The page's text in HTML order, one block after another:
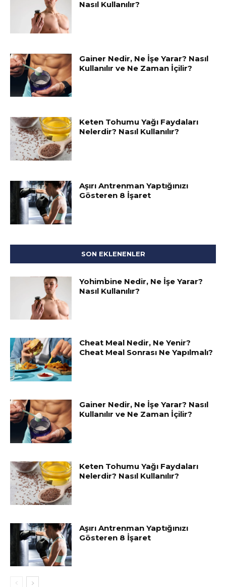
Nasıl Kullanılır?
Gainer Nedir, Ne İşe Yarar? Nasıl
Kullanılır ve Ne Zaman İçilir?
Keten Tohumu Yağı Faydaları
Nelerdir? Nasıl Kullanılır?
Aşırı Antrenman Yaptığınızı
Gösteren 8 İşaret
SON EKLENENLER
Yohimbine Nedir, Ne İşe Yarar?
Nasıl Kullanılır?
Cheat Meal Nedir, Ne Yenir?
Cheat Meal Sonrası Ne Yapılmalı?
Gainer Nedir, Ne İşe Yarar? Nasıl
Kullanılır ve Ne Zaman İçilir?
Keten Tohumu Yağı Faydaları
Nelerdir? Nasıl Kullanılır?
Aşırı Antrenman Yaptığınızı
Gösteren 8 İşaret